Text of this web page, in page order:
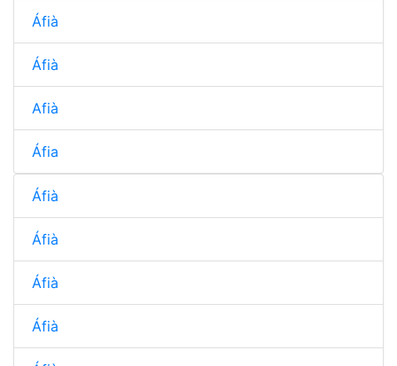
Áfià
Áfià
Afià
Áfia
Áfià
Áfià
Áfià
Áfià